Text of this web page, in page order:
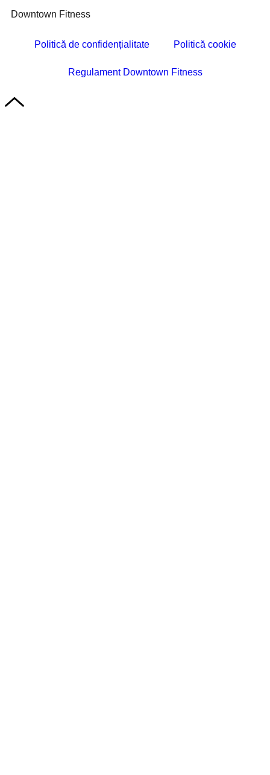
Downtown Fitness
Politică de confidențialitate Politică cookie
Regulament Downtown Fitness